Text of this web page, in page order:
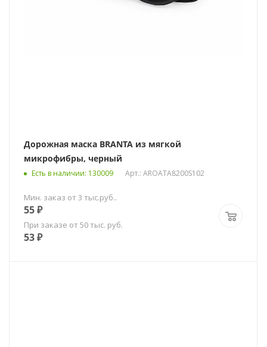
Дорожная маска BRANTA из мягкой
микрофибры, черный
Есть в наличии: 130009 Арт.: AROATA8200S102
Мин. заказ от 3 тыс.руб..
55₽
При заказе от 50 тыс. руб.
53₽